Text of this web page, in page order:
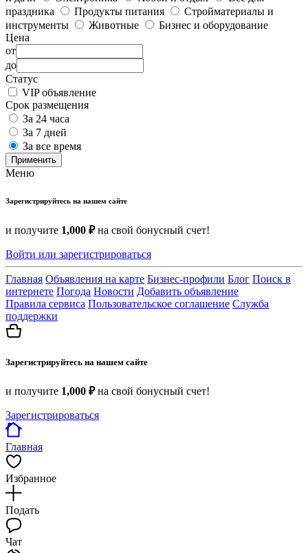
праздника
Продукты питания
Стройматериалы и
инструменты
Животные
Бизнес и оборудование
Цена
от
до
Статус
VIP объявление
Срок размещения
За 24 часа
За 7 дней
За все время
Применить
Меню
Зарегистрируйтесь на нашем сайте
и получите 1,000 ₽на свой бонусный счет!
Войти или зарегистрироваться
Главная Объявления на карте Бизнес-профили Блог Поиск в
интернете Погода Новости Добавить объявление
Правила сервиса Пользовательское соглашение Служба
поддержки
Зарегистрируйтесь на нашем сайте
и получите 1,000 ₽на свой бонусный счет!
Зарегистрироваться
Главная
Избранное
Подать
Чат